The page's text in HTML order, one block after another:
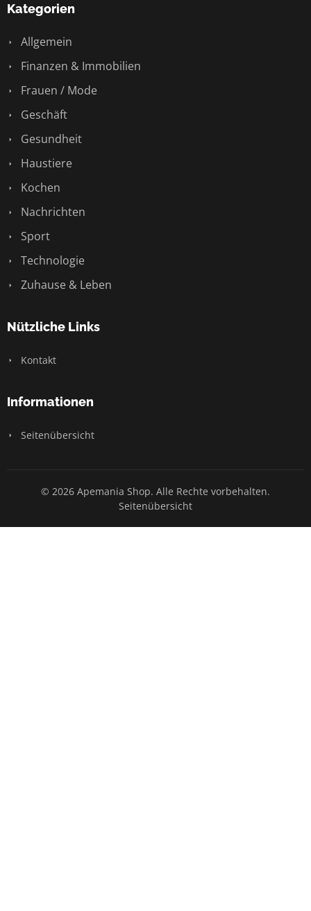
Kategorien
Allgemein
Finanzen & Immobilien
Frauen / Mode
Geschäft
Gesundheit
Haustiere
Kochen
Nachrichten
Sport
Technologie
Zuhause & Leben
Nützliche Links
Kontakt
Informationen
Seitenübersicht
© 2026 Apemania Shop. Alle Rechte vorbehalten.
Seitenübersicht